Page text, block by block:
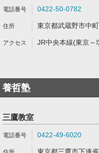
0422-50-0782
東京都武蔵野市中
JR中央本線(東京～
養哲塾
三鷹教室
0422-49-6020